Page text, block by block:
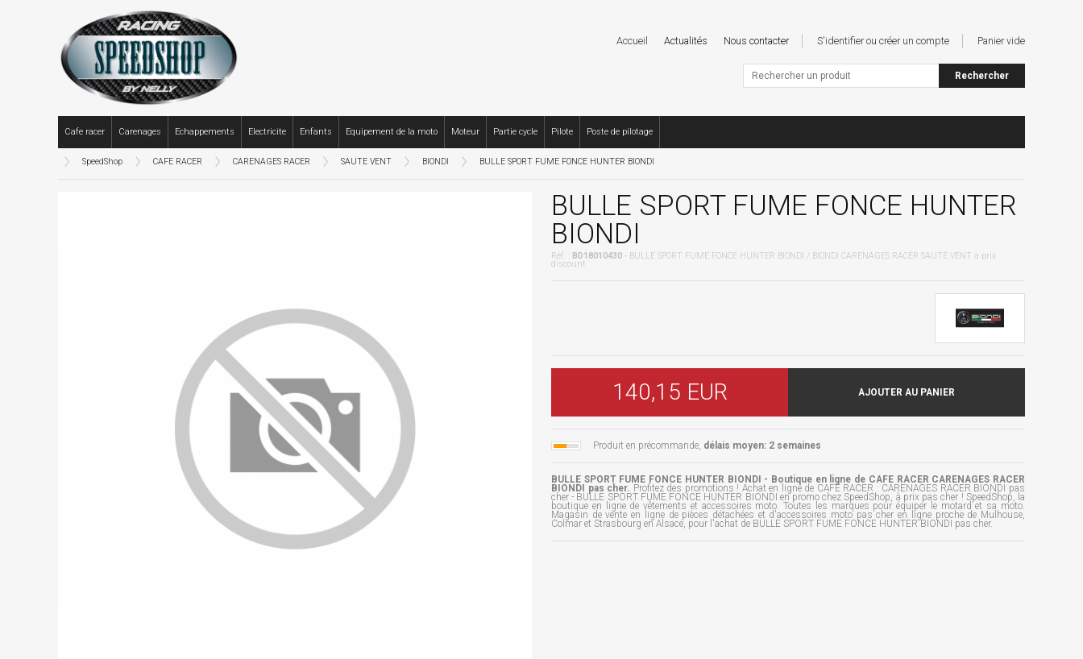
Cafe racer Carenages Echappements Electricite Enfants Equipement de la moto Moteur Partie cycle Pilote Poste de pilotage
Accueil Actualités Nous contacter S'identifier ou créer un compte Panier vide
SpeedShop CAFE RACER CARENAGES RACER SAUTE VENT BIONDI BULLE SPORT FUME FONCE HUNTER BIONDI
BULLE SPORT FUME FONCE HUNTER
BIONDI
Réf. : BD18010430 - BULLE SPORT FUME FONCE HUNTER BIONDI / BIONDI CARENAGES RACER SAUTE VENT à prix
discount
140,15 EUR AJOUTER AU PANIER
Produit en précommande, délais moyen: 2 semaines
BULLE SPORT FUME FONCE HUNTER BIONDI - Boutique en ligne de CAFE RACER CARENAGES RACER
BIONDI pas cher. Profitez des promotions ! Achat en ligne de CAFE RACER : CARENAGES RACER BIONDI pas
cher - BULLE SPORT FUME FONCE HUNTER BIONDI en promo chez SpeedShop, à prix pas cher ! SpeedShop, la
boutique en ligne de vêtements et accessoires moto. Toutes les marques pour équiper le motard et sa moto.
Magasin de vente en ligne de pièces détachées et d'accessoires moto pas cher en ligne proche de Mulhouse,
Colmar et Strasbourg en Alsace, pour l'achat de BULLE SPORT FUME FONCE HUNTER BIONDI pas cher.